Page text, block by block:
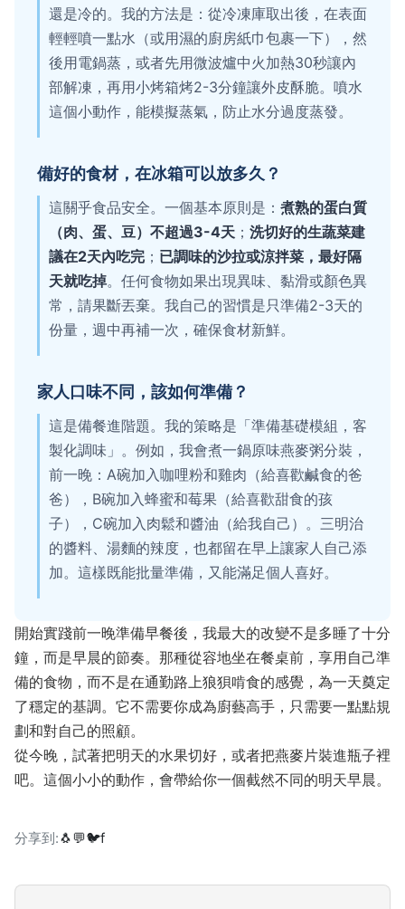
還是冷的。我的方法是：從冷凍庫取出後，在表面
輕輕噴一點水（或用濕的廚房紙巾包裹一下），然
後用電鍋蒸，或者先用微波爐中火加熱30秒讓內
部解凍，再用小烤箱烤2-3分鐘讓外皮酥脆。噴水
這個小動作，能模擬蒸氣，防止水分過度蒸發。
備好的食材，在冰箱可以放多久？
這關乎食品安全。一個基本原則是： 煮熟的蛋白質
（肉、蛋、豆）不超過3-4天 ； 洗切好的生蔬菜建
議在2天內吃完 ； 已調味的沙拉或涼拌菜，最好隔
天就吃掉。任何食物如果出現異味、黏滑或顏色異
常，請果斷丟棄。我自己的習慣是只準備2-3天的
份量，週中再補一次，確保食材新鮮。
家人口味不同，該如何準備？
這是備餐進階題。我的策略是「準備基礎模組，客
製化調味」。例如，我會煮一鍋原味燕麥粥分裝，
前一晚：A碗加入咖哩粉和雞肉（給喜歡鹹食的爸
爸），B碗加入蜂蜜和莓果（給喜歡甜食的孩
子），C碗加入肉鬆和醬油（給我自己）。三明治
的醬料、湯麵的辣度，也都留在早上讓家人自己添
加。這樣既能批量準備，又能滿足個人喜好。
開始實踐前一晚準備早餐後，我最大的改變不是多睡了十分
鐘，而是早晨的節奏。那種從容地坐在餐桌前，享用自己準
備的食物，而不是在通勤路上狼狽啃食的感覺，為一天奠定
了穩定的基調。它不需要你成為廚藝高手，只需要一點點規
劃和對自己的照顧。
從今晚，試著把明天的水果切好，或者把燕麥片裝進瓶子裡
吧。這個小小的動作，會帶給你一個截然不同的明天早晨。
分享到:🐧💬🐦f